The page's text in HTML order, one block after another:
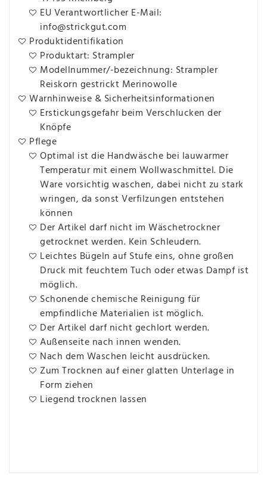
EU Verantwortlicher E-Mail:
info@strickgut.com
Produktidentifikation
Produktart: Strampler
Modellnummer/-bezeichnung: Strampler
Reiskorn gestrickt Merinowolle
Warnhinweise & Sicherheitsinformationen
Erstickungsgefahr beim Verschlucken der
Knöpfe
Pflege
Optimal ist die Handwäsche bei lauwarmer
Temperatur mit einem Wollwaschmittel. Die
Ware vorsichtig waschen, dabei nicht zu stark
wringen, da sonst Verfilzungen entstehen
können
Der Artikel darf nicht im Wäschetrockner
getrocknet werden. Kein Schleudern.
Leichtes Bügeln auf Stufe eins, ohne großen
Druck mit feuchtem Tuch oder etwas Dampf ist
möglich.
Schonende chemische Reinigung für
empfindliche Materialien ist möglich.
Der Artikel darf nicht gechlort werden.
Außenseite nach innen wenden.
Nach dem Waschen leicht ausdrücken.
Zum Trocknen auf einer glatten Unterlage in
Form ziehen
Liegend trocknen lassen